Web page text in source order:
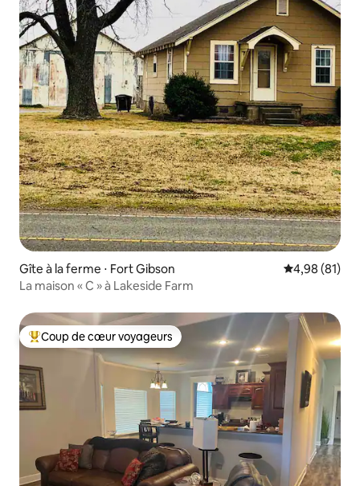
Gîte à la ferme ⋅ Fort Gibson Évaluation
4,98 (81)
La maison « C » à Lakeside Farm
Coups de cœur voyageurs les plus appréciés
Coup de cœur voyageurs